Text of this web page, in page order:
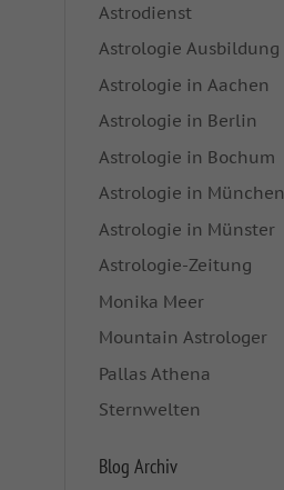
Astrodienst
Astrologie Ausbildung
Astrologie in Aachen
Astrologie in Berlin
Astrologie in Bochum
Astrologie in München
Astrologie in Münster
Astrologie-Zeitung
Monika Meer
Mountain Astrologer
Pallas Athena
Sternwelten
Blog Archiv